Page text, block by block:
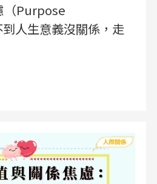
（Purpose
人生意義沒關係，走